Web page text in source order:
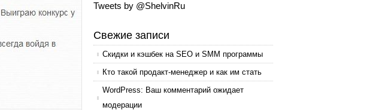
Tweets by @ShelvinRu
Свежие записи
Скидки и кэшбек на SEO и SMM программы
Кто такой продакт-менеджер и как им стать
WordPress: Ваш комментарий ожидает
модерации